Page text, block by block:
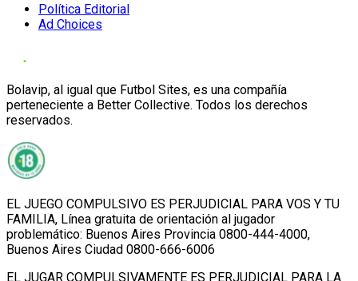
Política Editorial
Ad Choices
Bolavip, al igual que Futbol Sites, es una compañía
perteneciente a Better Collective. Todos los derechos
reservados.
EL JUEGO COMPULSIVO ES PERJUDICIAL PARA VOS Y TU
FAMILIA, Línea gratuita de orientación al jugador
problemático: Buenos Aires Provincia 0800-444-4000,
Buenos Aires Ciudad 0800-666-6006
EL JUGAR COMPULSIVAMENTE ES PERJUDICIAL PARA LA